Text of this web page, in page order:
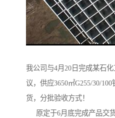
我公司与4月20日完成某石
议，供应3650㎡G255/30/
货，分批验收方式！
原定于6月底完成产品交